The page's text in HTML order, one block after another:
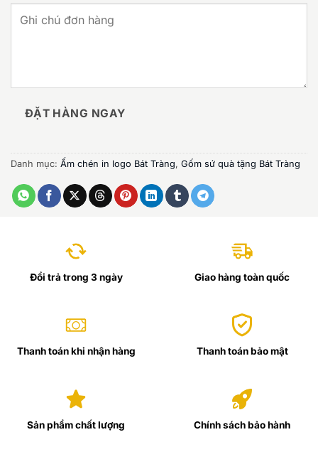
ĐẶT HÀNG NGAY
Danh mục: Ấm chén in logo Bát Tràng, Gốm sứ quà tặng Bát Tràng
Đổi trả trong 3 ngày Giao hàng toàn quốc
Thanh toán khi nhận hàng Thanh toán bảo mật
Sản phẩm chất lượng Chính sách bảo hành